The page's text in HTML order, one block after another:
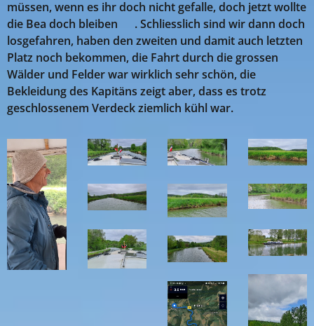
müssen, wenn es ihr doch nicht gefalle, doch jetzt wollte
die Bea doch bleiben 😉. Schliesslich sind wir dann doch
losgefahren, haben den zweiten und damit auch letzten
Platz noch bekommen, die Fahrt durch die grossen
Wälder und Felder war wirklich sehr schön, die
Bekleidung des Kapitäns zeigt aber, dass es trotz
geschlossenem Verdeck ziemlich kühl war.